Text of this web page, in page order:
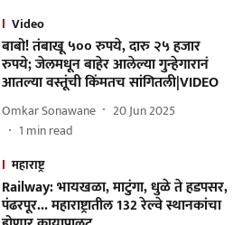
Video
बाबो! तंबाखू ५०० रुपये, दारु २५ हजार
रुपये; जेलमधून बाहेर आलेल्या गुन्हेगारानं
आतल्या वस्तूंची किंमतच सांगितली|VIDEO
Omkar Sonawane
20 Jun 2025
1 min read
महाराष्ट्र
Railway: भायखळा, माटुंगा, धुळे ते हडपसर,
पंढरपूर... महाराष्ट्रातील 132 रेल्वे स्थानकांचा